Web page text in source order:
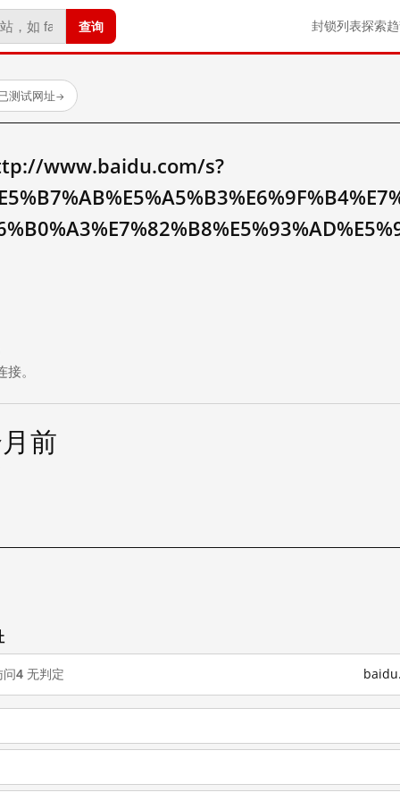
查询 封锁列表探索
测试网址→
www.baidu.com/s?
。
前
问4 无判定